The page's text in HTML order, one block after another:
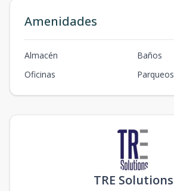
Amenidades
Almacén
Baños
Oficinas
Parqueos
TRE Solutions